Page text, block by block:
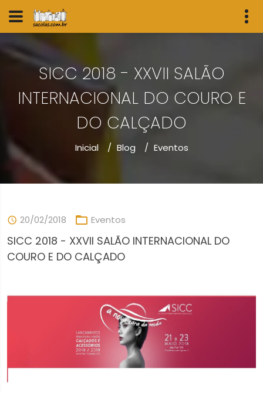
SICC 2018 - XXVII SALÃO
INTERNACIONAL DO COURO E
DO CALÇADO
Inicial / Blog / Eventos
20/02/2018 Eventos
SICC 2018 - XXVII SALÃO INTERNACIONAL DO
COURO E DO CALÇADO